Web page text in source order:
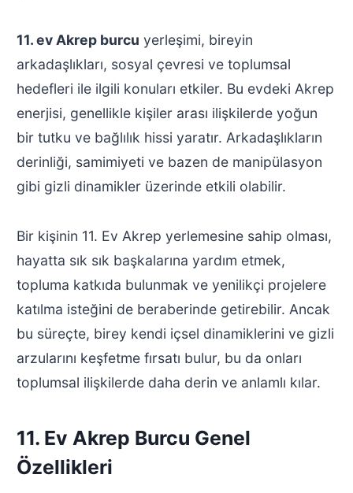
11. ev Akrep burcu yerleşimi, bireyin
arkadaşlıkları, sosyal çevresi ve toplumsal
hedefleri ile ilgili konuları etkiler. Bu evdeki Akrep
enerjisi, genellikle kişiler arası ilişkilerde yoğun
bir tutku ve bağlılık hissi yaratır. Arkadaşlıkların
derinliği, samimiyeti ve bazen de manipülasyon
gibi gizli dinamikler üzerinde etkili olabilir.
Bir kişinin 11. Ev Akrep yerlemesine sahip olması,
hayatta sık sık başkalarına yardım etmek,
topluma katkıda bulunmak ve yenilikçi projelere
katılma isteğini de beraberinde getirebilir. Ancak
bu süreçte, birey kendi içsel dinamiklerini ve gizli
arzularını keşfetme fırsatı bulur, bu da onları
toplumsal ilişkilerde daha derin ve anlamlı kılar.
11. Ev Akrep Burcu Genel
Özellikleri